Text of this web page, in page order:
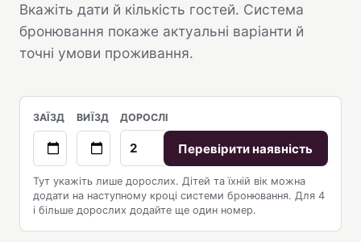
Вкажіть дати й кількість гостей. Система
бронювання покаже актуальні варіанти й
точні умови проживання.
ЗАЇЗД ВИЇЗД ДОРОСЛІ
Перевірити наявність
Тут укажіть лише дорослих. Дітей та їхній вік можна
додати на наступному кроці системи бронювання. Для 4
і більше дорослих додайте ще один номер.